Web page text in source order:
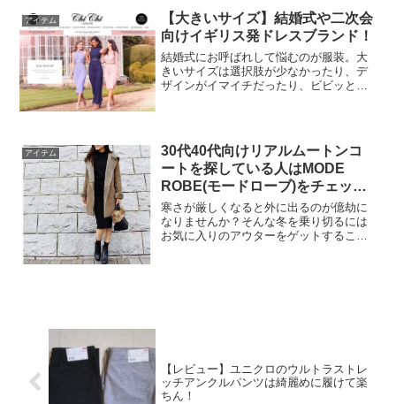
限定価格だったので、希望サイズが売り
切れる前に急いで注文しまし...
アイテム
【大きいサイズ】結婚式や二次会
向けイギリス発ドレスブランド！
結婚式にお呼ばれして悩むのが服装。大
きいサイズは選択肢が少なかったり、デ
ザインがイマイチだったり、ビビッとく
はいかがでしょうか。一般...
アイテム
30代40代向けリアルムートンコ
ートを探している人はMODE
ROBE(モードローブ)をチェック
してみては？
寒さが厳しくなると外に出るのが億劫に
なりませんか？そんな冬を乗り切るには
お気に入りのアウターをゲットすること
【レビュー】ユニクロのウルトラストレ
ッチアンクルパンツは綺麗めに履けて楽
ちん！